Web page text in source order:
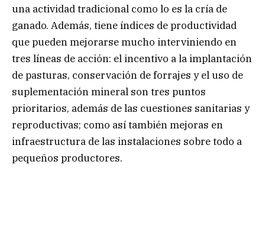
una actividad tradicional como lo es la cría de
ganado. Además, tiene índices de productividad
que pueden mejorarse mucho interviniendo en
tres líneas de acción: el incentivo a la implantación
de pasturas, conservación de forrajes y el uso de
suplementación mineral son tres puntos
prioritarios, además de las cuestiones sanitarias y
reproductivas; como así también mejoras en
infraestructura de las instalaciones sobre todo a
pequeños productores.